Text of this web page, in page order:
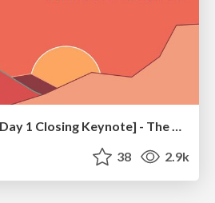
[Rails World 2023 - Day 1 Closing Keynote] - The Magic of Rails
38 2.9k